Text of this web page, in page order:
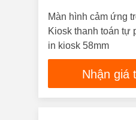
Màn hình cảm ứng
Kiosk thanh toán tự
in kiosk 58mm
Nhận giá